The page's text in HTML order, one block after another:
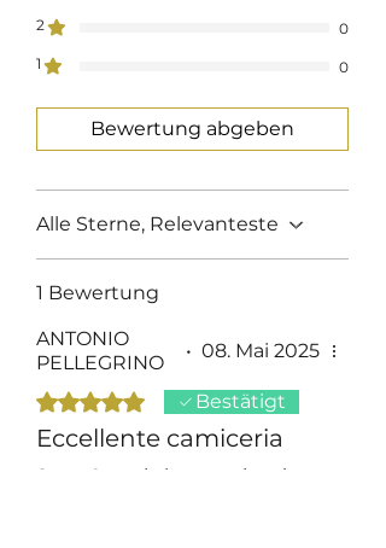
2
0
1
0
Bewertung abgeben
Alle Sterne, Relevanteste
1 Bewertung
ANTONIO
PELLEGRINO
• 08. Mai 2025
Mit 5 von 5 Sternen bewertet.
Bestätigt
Eccellente camiceria
Sono 2 anni che acquisto i